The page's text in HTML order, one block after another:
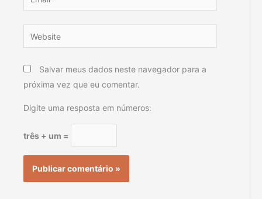
Website
Salvar meus dados neste navegador para a
próxima vez que eu comentar.
Digite uma resposta em números:
três + um =